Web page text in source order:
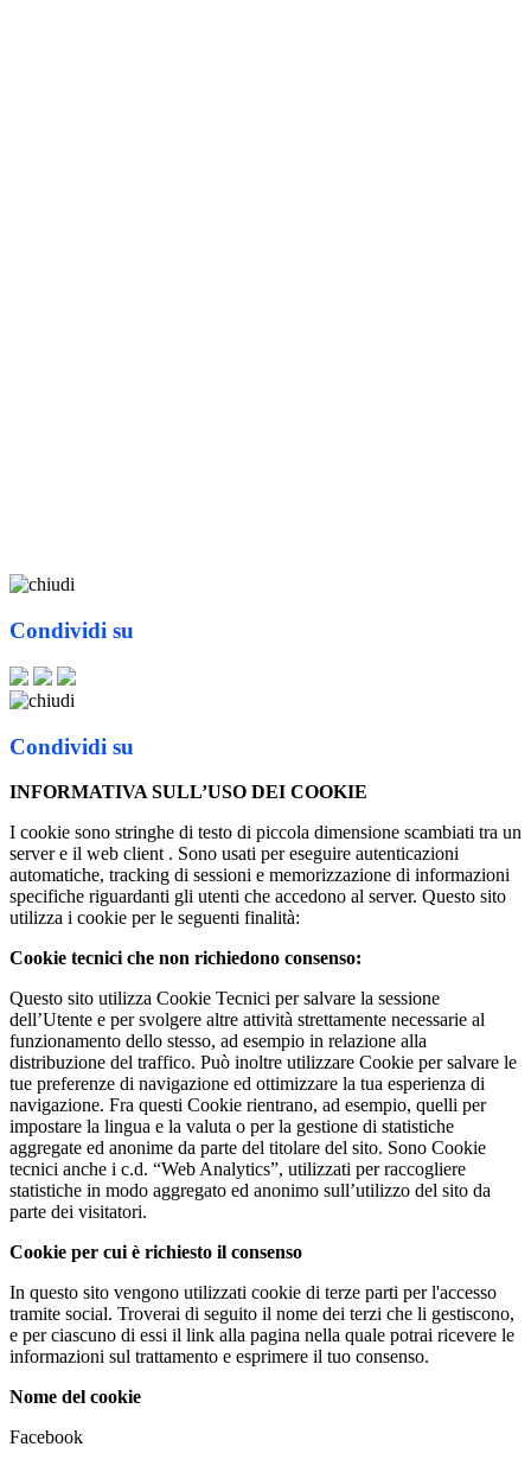
Condividi su
Condividi su
INFORMATIVA SULL’USO DEI COOKIE
I cookie sono stringhe di testo di piccola dimensione scambiati tra un
server e il web client . Sono usati per eseguire autenticazioni
automatiche, tracking di sessioni e memorizzazione di informazioni
specifiche riguardanti gli utenti che accedono al server. Questo sito
utilizza i cookie per le seguenti finalità:
Cookie tecnici che non richiedono consenso:
Questo sito utilizza Cookie Tecnici per salvare la sessione
dell’Utente e per svolgere altre attività strettamente necessarie al
funzionamento dello stesso, ad esempio in relazione alla
distribuzione del traffico. Può inoltre utilizzare Cookie per salvare le
tue preferenze di navigazione ed ottimizzare la tua esperienza di
navigazione. Fra questi Cookie rientrano, ad esempio, quelli per
impostare la lingua e la valuta o per la gestione di statistiche
aggregate ed anonime da parte del titolare del sito. Sono Cookie
tecnici anche i c.d. “Web Analytics”, utilizzati per raccogliere
statistiche in modo aggregato ed anonimo sull’utilizzo del sito da
parte dei visitatori.
Cookie per cui è richiesto il consenso
In questo sito vengono utilizzati cookie di terze parti per l'accesso
tramite social. Troverai di seguito il nome dei terzi che li gestiscono,
e per ciascuno di essi il link alla pagina nella quale potrai ricevere le
informazioni sul trattamento e esprimere il tuo consenso.
Nome del cookie
Facebook